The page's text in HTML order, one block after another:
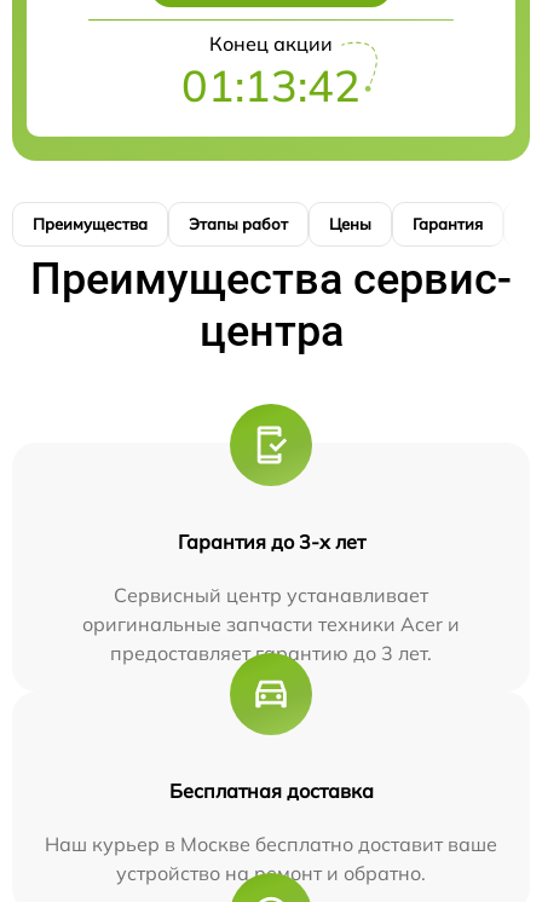
Конец акции
01:13:41
Преимущества Этапы работ Цены Гарантия
Преимущества сервис-
центра
Гарантия до 3-х лет
Сервисный центр устанавливает
оригинальные запчасти техники Acer и
предоставляет гарантию до 3 лет.
Бесплатная доставка
Наш курьер в Москве бесплатно доставит ваше
устройство на ремонт и обратно.